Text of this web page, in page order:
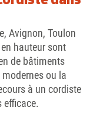
Avignon, Toulon
hauteur sont
de bâtiments
ou la
à un cordiste
efficace.